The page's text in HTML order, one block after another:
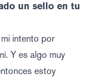
un sello en tu
intento por
Y es algo muy
estoy